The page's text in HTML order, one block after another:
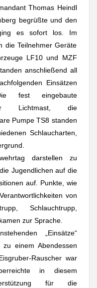
Thomas Heindl
begrüßte und den
es sofort los. Im
die Teilnehmer Geräte
LF10 und MZF
anschließend all
Einsätzen
fest eingebaute
der Lichtmast, die
Pumpe TS8 standen
Schlaucharten,
darstellen zu
Jugendlichen auf die
auf. Punkte, wie
von
Schlauchtrupp,
zur Sprache.
„Einsätze“
einem Abendessen
Rauscher war
in diesem
für die